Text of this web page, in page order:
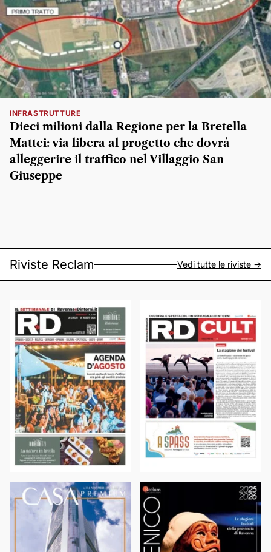
INFRASTRUTTURE
Dieci milioni dalla Regione per la Bretella
Mattei: via libera al progetto che dovrà
alleggerire il traffico nel Villaggio San
Giuseppe
Riviste Reclam Vedi tutte le riviste ->